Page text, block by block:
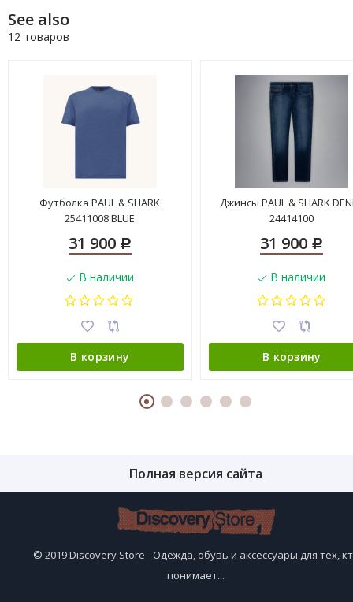
See also
12 товаров
Футболка PAUL & SHARK
25411008 BLUE
31 900 Р
В наличии
В корзину
Джинсы PAUL & SHARK
24414100
31 900 Р
В наличии
В корзину
Полная версия сайта
© 2019 Discovery Store - Одежда, обувь и аксессуары для тех,
понимает...